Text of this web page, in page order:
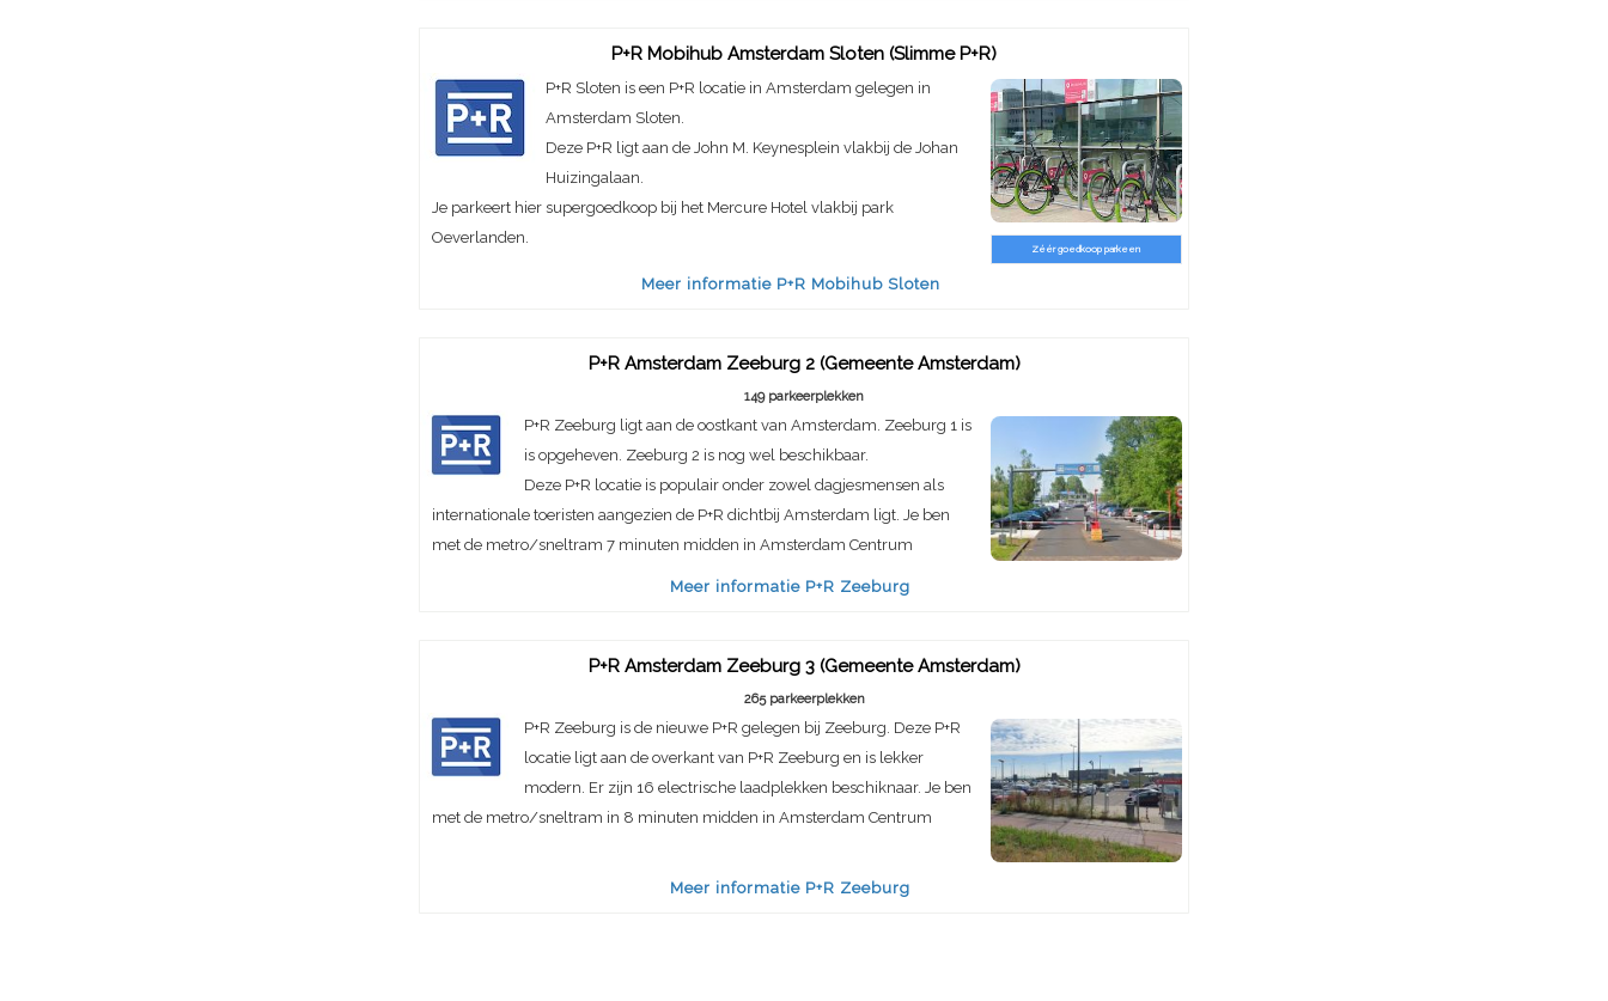
P+R Mobihub Amsterdam Sloten (Slimme P+R)
Zéér goedkoop parkeen
P+R Sloten is een P+R locatie in Amsterdam gelegen in
Amsterdam Sloten.
Deze P+R ligt aan de John M. Keynesplein vlakbij de Johan
Huizingalaan.
Je parkeert hier supergoedkoop bij het Mercure Hotel vlakbij park
Oeverlanden.
Meer informatie P+R Mobihub Sloten
P+R Amsterdam Zeeburg 2 (Gemeente Amsterdam)
149 parkeerplekken
P+R Zeeburg ligt aan de oostkant van Amsterdam. Zeeburg 1 is
is opgeheven. Zeeburg 2 is nog wel beschikbaar.
Deze P+R locatie is populair onder zowel dagjesmensen als
internationale toeristen aangezien de P+R dichtbij Amsterdam ligt. Je ben
met de metro/sneltram 7 minuten midden in Amsterdam Centrum
Meer informatie P+R Zeeburg
P+R Amsterdam Zeeburg 3 (Gemeente Amsterdam)
265 parkeerplekken
P+R Zeeburg is de nieuwe P+R gelegen bij Zeeburg. Deze P+R
locatie ligt aan de overkant van P+R Zeeburg en is lekker
modern. Er zijn 16 electrische laadplekken beschiknaar. Je ben
met de metro/sneltram in 8 minuten midden in Amsterdam Centrum
Meer informatie P+R Zeeburg